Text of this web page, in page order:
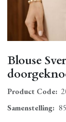
Blouse
Product Code:
Samenstelling: